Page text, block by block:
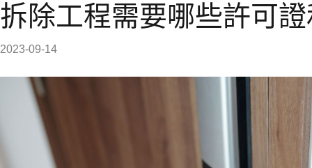
拆除工程需要哪些許可
2023-09-14